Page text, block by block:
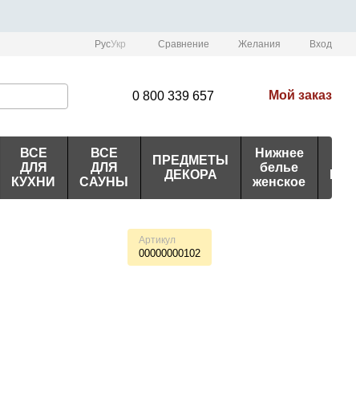
РусУкр Сравнение Желания Вход
0 800 339 657 Мой заказ
ВСЕ
ДЛЯ
КУХНИ
ВСЕ
ДЛЯ
САУНЫ
ПРЕДМЕТЫ
ДЕКОРА
Нижнее
белье
женское
Артикул
00000000102